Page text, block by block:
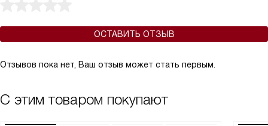
ОСТАВИТЬ ОТЗЫВ
Отзывов пока нет, Ваш отзыв может стать первым.
С этим товаром покупают